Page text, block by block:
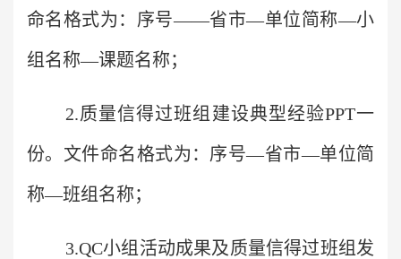
命名格式为：序号——省市—单位简称—小
组名称—课题名称；
2.质量信得过班组建设典型经验PPT一
份。文件命名格式为：序号—省市—单位简
称—班组名称；
3.QC小组活动成果及质量信得过班组发